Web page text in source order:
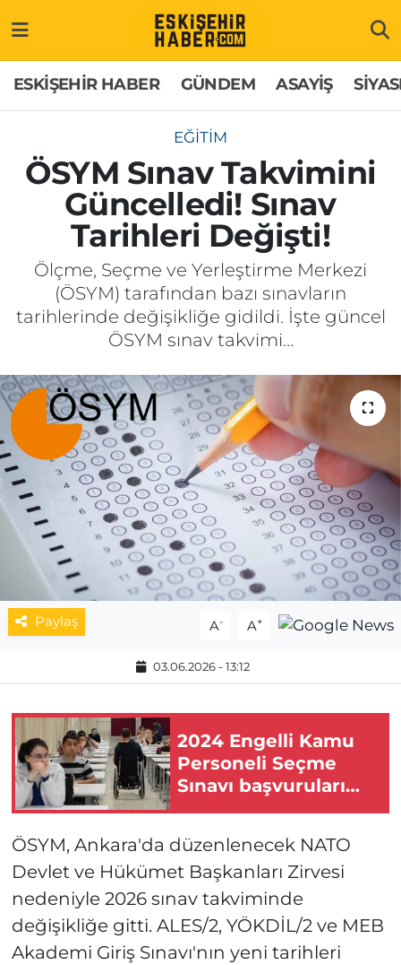
ESKİŞEHİR HABER GÜNDEM ASAYİŞ
EĞİTİM
ÖSYM Sınav Takvimini
Güncelledi! Sınav
Tarihleri Değişti!
Ölçme, Seçme ve Yerleştirme Merkezi
(ÖSYM) tarafından bazı sınavların
tarihlerinde değişikliğe gidildi. İşte güncel
ÖSYM sınav takvimi…
Paylaş A- A+
03.06.2026 - 13:12
2024 Engelli Kamu
Personeli Seçme
Sınavı başvuruları
başladı
ÖSYM, Ankara'da düzenlenecek NATO
Devlet ve Hükümet Başkanları Zirvesi
nedeniyle 2026 sınav takviminde
değişikliğe gitti. ALES/2, YÖKDİL/2 ve MEB
Akademi Giriş Sınavı'nın yeni tarihleri
GÜNDEM
ASAYİŞ
SİYASET
EKONOMİ
SAĞLIK
SPOR
MAGAZİN
ESKİŞEHİRSPOR
Hakkımızda
İletişim
Künye
Odunpazarı Trafik Yoğunluk Haritası
Süper Lig Puan Durumu ve Fikstür
Tüm Manşetler
Son Dakika Haberleri
Haber Arşivi